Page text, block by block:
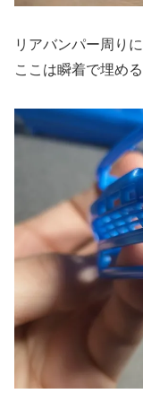
リアバンパー周りに
ここは瞬着で埋め